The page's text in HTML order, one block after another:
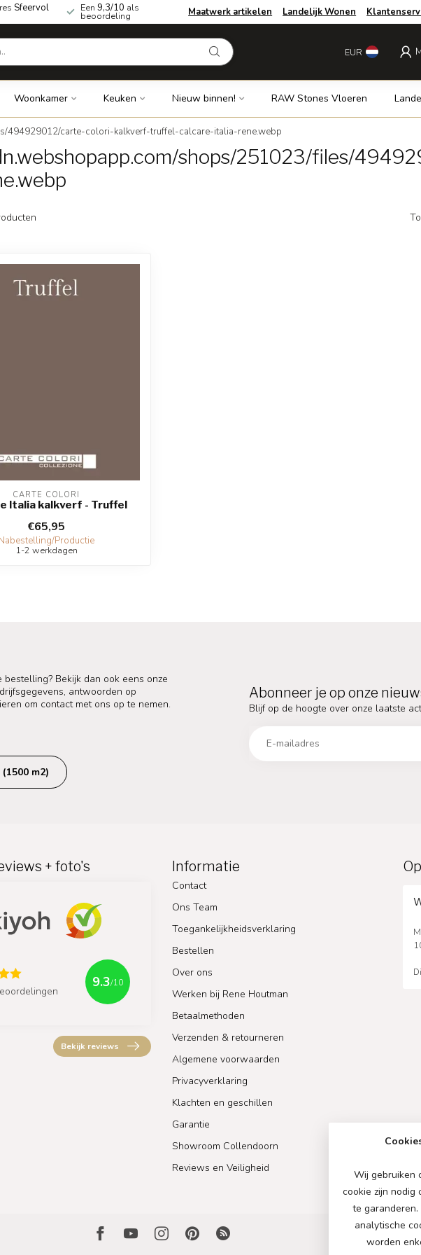
Sfeervol Een 9,3/10 als
beoordeling Maatwerk artikelen Landelijk Wonen
EUR
Woonkamer Keuken Nieuw binnen! RAW Stones Vloeren
494929012/carte-colori-kalkverf-truffel-calcare-italia-rene.webp
shops/251023/files/
CARTE COLORI
Italia kalkverf - Truffel
€65,95
Productie
1-2 werkdagen
Bekijk dan ook eens onze
antwoorden op
om contact met ons op te nemen.
m2)
Abonneer je op onze
Blijf op de hoogte over onze laatste
+ foto's
9.3/10
Bekijk reviews
Informatie
Contact
Ons Team
Toegankelijkheidsverklaring
Bestellen
Over ons
Werken bij Rene Houtman
Betaalmethoden
Verzenden & retourneren
Algemene voorwaarden
Privacyverklaring
Klachten en geschillen
Garantie
Showroom Collendoorn
Reviews en Veiligheid
Wij gebruiken
cookie zijn nodig
te
analytische
worden